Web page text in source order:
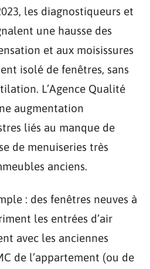
les diagnostiqueurs et
une hausse des
et aux moisissures
isolé de fenêtres, sans
L’Agence Qualité
augmentation
liés au manque de
de menuiseries très
anciens.
: des fenêtres neuves à
les entrées d’air
avec les anciennes
de l’appartement (ou de